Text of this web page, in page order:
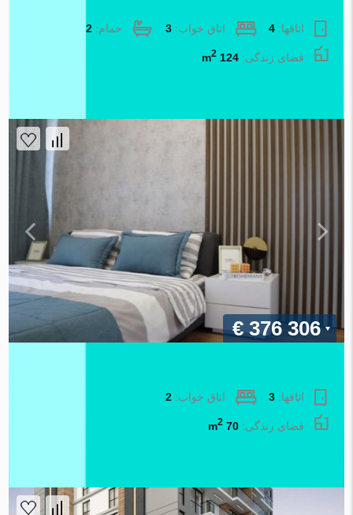
اتاقها:4 اتاق خواب:3 حمام:2
فضای زندگی:124 m
2
€ 376 306
اتاقها:3 اتاق خواب:2
فضای زندگی:70 m
2